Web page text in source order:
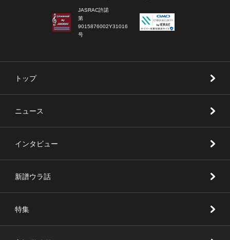
JASRAC許諾
第
9015876002Y31016
号
トップ
ニュース
インタビュー
新譜ウラ話
特集